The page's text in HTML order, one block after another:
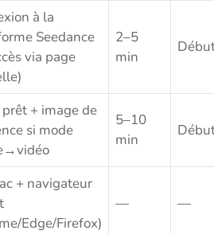
à la
Seedance
via page
2–5
min
+ image de
si mode
5–10
min
+ navigateur
Edge/Firefox)
— —